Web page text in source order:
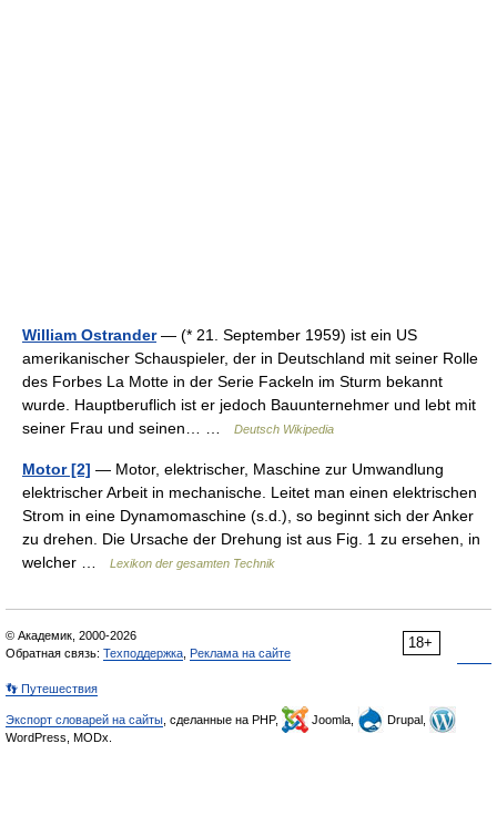
William Ostrander— (* 21. September 1959) ist ein US
amerikanischer Schauspieler, der in Deutschland mit seiner Rolle
des Forbes La Motte in der Serie Fackeln im Sturm bekannt
wurde. Hauptberuflich ist er jedoch Bauunternehmer und lebt mit
seiner Frau und seinen… …
Deutsch Wikipedia
Motor [2] — Motor, elektrischer, Maschine zur Umwandlung
elektrischer Arbeit in mechanische. Leitet man einen elektrischen
Strom in eine Dynamomaschine (s.d.), so beginnt sich der Anker
zu drehen. Die Ursache der Drehung ist aus Fig. 1 zu ersehen, in
welcher …
Lexikon der gesamten Technik
18+
© Академик, 2000-2026
Обратная связь: Техподдержка Реклама на сайте
👣 Путешествия
Экспорт словарей на сайты , сделанные на PHP, Joomla,
Drupal,
WordPress, MODx.